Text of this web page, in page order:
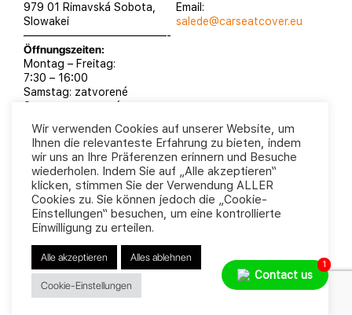
979 01 Rimavská Sobota,
Slowakei
—————————————-
Öffnungszeiten:
Montag – Freitag:
7:30 – 16:00
Samstag: zatvorené
Sontag: zatvorené
Email:
salede@carseatcover.eu
MAD SR, s.r.o. 2025
Datenschutzrichtlinie
Geschäftsbedingungen
Wir verwenden Cookies auf unserer Website, um
Ihnen die relevanteste Erfahrung zu bieten, indem
wir uns an Ihre Präferenzen erinnern und Besuche
wiederholen. Indem Sie auf „Alle akzeptieren“
klicken, stimmen Sie der Verwendung ALLER
Cookies zu. Sie können jedoch die „Cookie-
Einstellungen“ besuchen, um eine kontrollierte
Einwilligung zu erteilen.
Alle akzeptieren Alles ablehnen
Cookie-Einstellungen
Contact us
1